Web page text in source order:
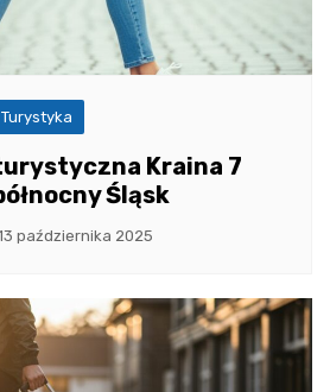
Turystyka
Kraina 7
Śląsk
października 2025